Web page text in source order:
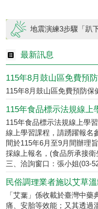
地震演練3步驟「趴
最新防災資訊、緊急
最新訊息
115年8月鼓山區免費預
115年8月鼓山區免費預防
115年食品標示法規線上
115年食品標示法規線上學
線上學習課程，請踴躍報名
間於115年6月至9月間辦理
採線上報名，(食品所承接衛
三、洽詢窗口：張小姐(03-
民俗調理業者施以艾草
「艾葉」係收載於臺灣中
痛、安胎等效能；又其透過